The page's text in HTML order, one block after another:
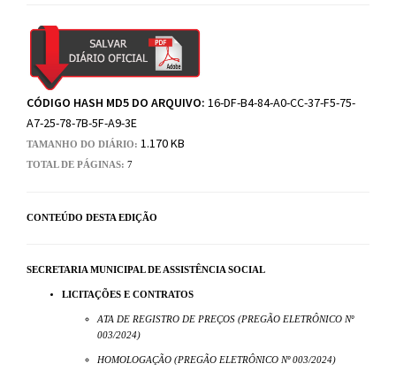
CÓDIGO HASH MD5 DO ARQUIVO: 16-DF-B4-84-A0-CC-37-F5-75-
A7-25-78-7B-5F-A9-3E
TAMANHO DO DIÁRIO: 1.170 KB
TOTAL DE PÁGINAS: 7
CONTEÚDO DESTA EDIÇÃO
SECRETARIA MUNICIPAL DE ASSISTÊNCIA SOCIAL
LICITAÇÕES E CONTRATOS
ATA DE REGISTRO DE PREÇOS (PREGÃO ELETRÔNICO Nº
003/2024)
HOMOLOGAÇÃO (PREGÃO ELETRÔNICO Nº 003/2024)